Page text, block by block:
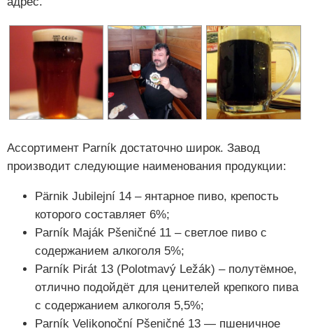
Ассортимент Parník достаточно широк. Завод
производит следующие наименования продукции:
Pärnik Jubilejní 14 – янтарное пиво, крепость
которого составляет 6%;
Parník Maják Pšeničné 11 – светлое пиво с
содержанием алкоголя 5%;
Parník Pirát 13 (Polotmavý Ležák) – полутёмное,
отлично подойдёт для ценителей крепкого пива
с содержанием алкоголя 5,5%;
Parník Velikonoční Pšeničné 13 — пшеничное